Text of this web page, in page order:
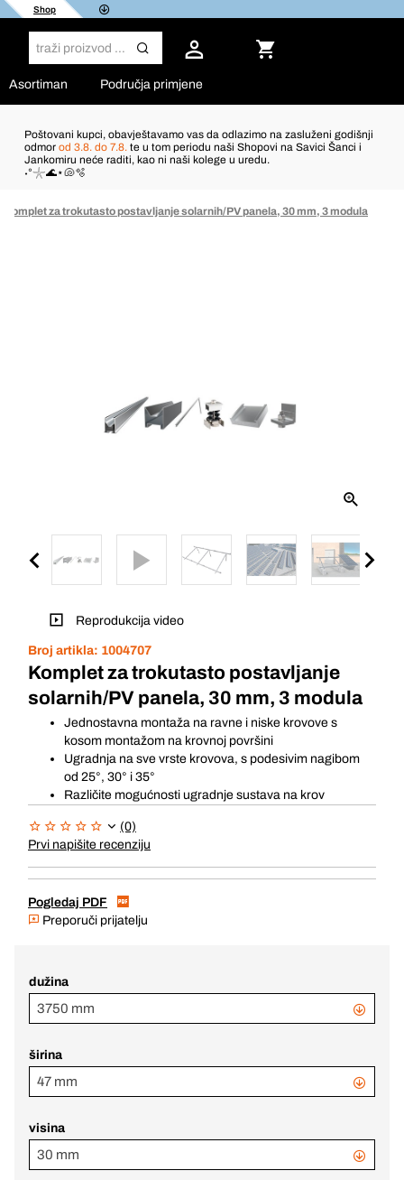
Shop
Asortiman Područja primjene
Poštovani kupci, obavještavamo vas da odlazimo na zasluženi godišnji
odmor od 3.8. do 7.8. te u tom periodu naši Shopovi na Savici Šanci i
Jankomiru neće raditi, kao ni naši kolege u uredu.
˖°𓇼🌊⋆🐚🫧
Komplet za trokutasto postavljanje solarnih/PV panela, 30 mm, 3 modula
Reprodukcija video
Broj artikla: 1004707
Komplet za trokutasto postavljanje
solarnih/PV panela, 30 mm, 3 modula
Jednostavna montaža na ravne i niske krovove s
kosom montažom na krovnoj površini
Ugradnja na sve vrste krovova, s podesivim nagibom
od 25°, 30° i 35°
Različite mogućnosti ugradnje sustava na krov
(0)
Prvi napišite recenziju
Pogledaj PDF
Preporuči prijatelju
dužina
3750 mm
širina
47 mm
visina
30 mm